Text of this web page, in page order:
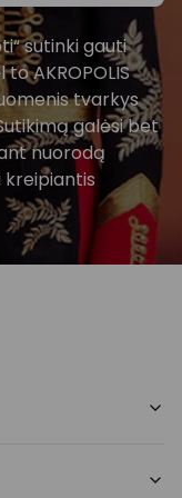
sutinki gauti
to AKROPOLIS
tvarkys
galėsi bet
nuorodą